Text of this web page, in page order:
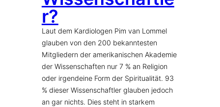
r?
Laut dem Kardiologen Pim van Lommel
glauben von den 200 bekanntesten
Mitgliedern der amerikanischen Akademie
der Wissenschaften nur 7 % an Religion
oder irgendeine Form der Spiritualität. 93
% dieser Wissenschaftler glauben jedoch
an gar nichts. Dies steht in starkem